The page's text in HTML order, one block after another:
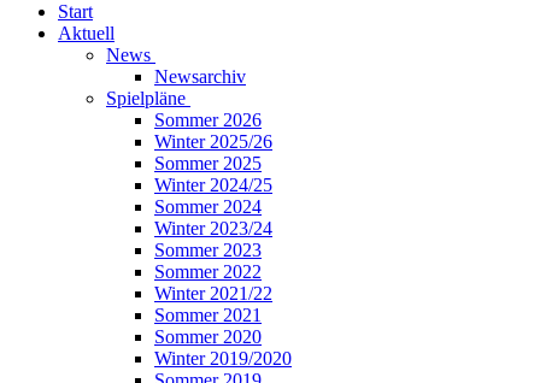
Start
Aktuell
News
Newsarchiv
Spielpläne
Sommer 2026
Winter 2025/26
Sommer 2025
Winter 2024/25
Sommer 2024
Winter 2023/24
Sommer 2023
Sommer 2022
Winter 2021/22
Sommer 2021
Sommer 2020
Winter 2019/2020